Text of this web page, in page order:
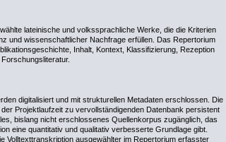
lateinische und volkssprachliche Werke, die die Kriterien
und wissenschaftlicher Nachfrage erfüllen. Das Repertorium
Inhalt, Kontext, Klassifizierung, Rezeption
digitalisiert und mit strukturellen Metadaten erschlossen. Die
Projektlaufzeit zu vervollständigenden Datenbank persistent
bislang nicht erschlossenes Quellenkorpus zugänglich, das
eine quantitativ und qualitativ verbesserte Grundlage gibt.
Volltexttranskription ausgewählter im Repertorium erfasster